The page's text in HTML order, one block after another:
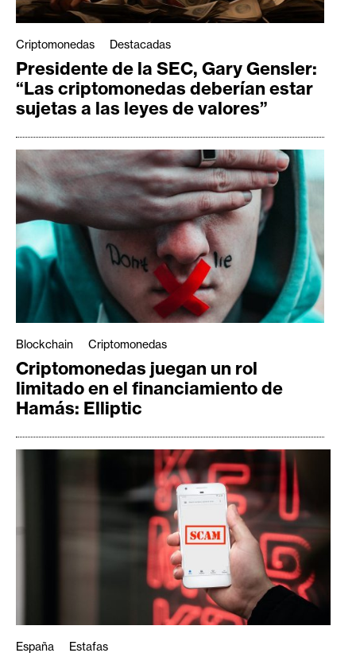
Criptomonedas Destacadas
Presidente de la SEC, Gary Gensler:
“Las criptomonedas deberían estar
sujetas a las leyes de valores”
Blockchain Criptomonedas
Criptomonedas juegan un rol
limitado en el financiamiento de
Hamás: Elliptic
España Estafas